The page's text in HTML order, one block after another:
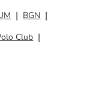
BGN
Club